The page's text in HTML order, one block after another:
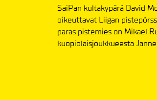
SaiPan kultakypärä David
oikeuttavat Liigan
paras pistemies on Mikael
kuopiolaisjoukkueesta Janne